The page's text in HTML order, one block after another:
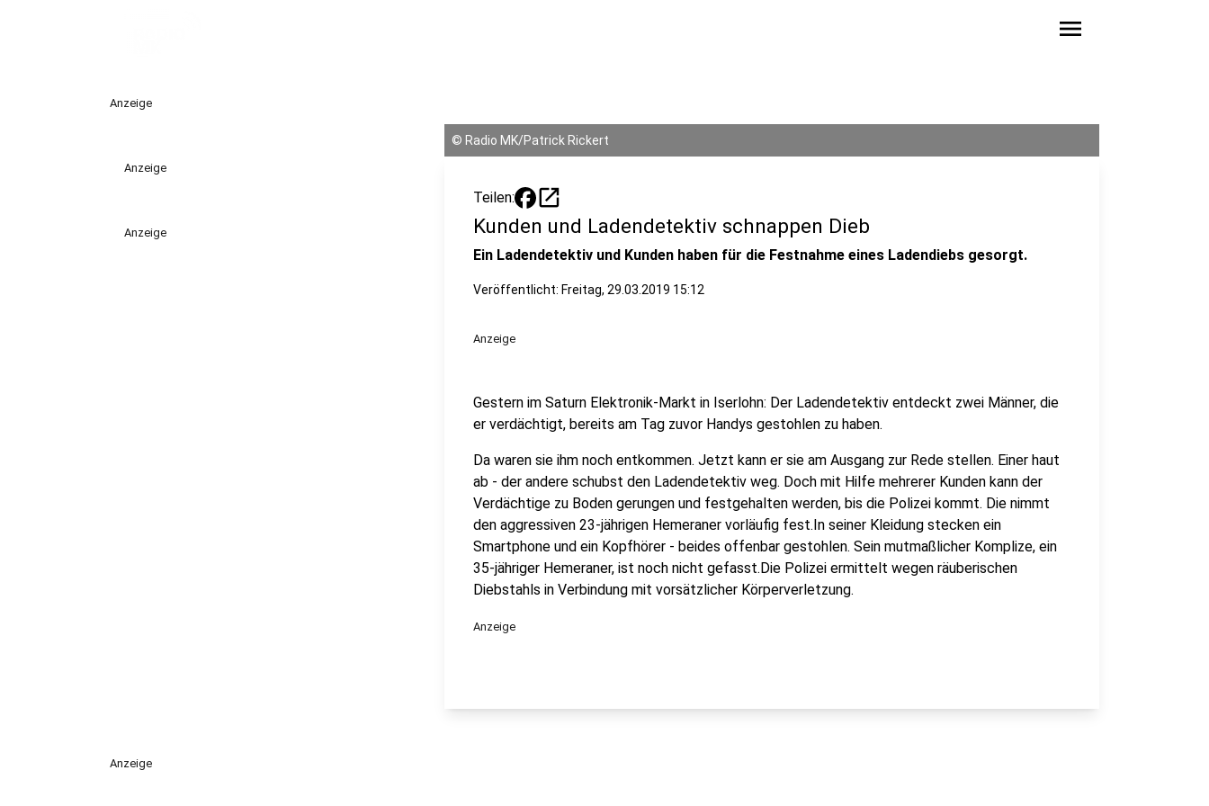
menu
Anzeige
Anzeige
Anzeige
© Radio MK/Patrick Rickert
Teilen: open_in_new
Kunden und Ladendetektiv schnappen Dieb
Ein Ladendetektiv und Kunden haben für die Festnahme eines Ladendiebs gesorgt.
Veröffentlicht: Freitag, 29.03.2019 15:12
Anzeige
Gestern im Saturn Elektronik-Markt in Iserlohn: Der Ladendetektiv entdeckt zwei Männer, die
er verdächtigt, bereits am Tag zuvor Handys gestohlen zu haben.
Da waren sie ihm noch entkommen. Jetzt kann er sie am Ausgang zur Rede stellen. Einer haut
ab - der andere schubst den Ladendetektiv weg. Doch mit Hilfe mehrerer Kunden kann der
Verdächtige zu Boden gerungen und festgehalten werden, bis die Polizei kommt. Die nimmt
den aggressiven 23-jährigen Hemeraner vorläufig fest.In seiner Kleidung stecken ein
Smartphone und ein Kopfhörer - beides offenbar gestohlen. Sein mutmaßlicher Komplize, ein
35-jähriger Hemeraner, ist noch nicht gefasst.Die Polizei ermittelt wegen räuberischen
Diebstahls in Verbindung mit vorsätzlicher Körperverletzung.
Anzeige
Anzeige